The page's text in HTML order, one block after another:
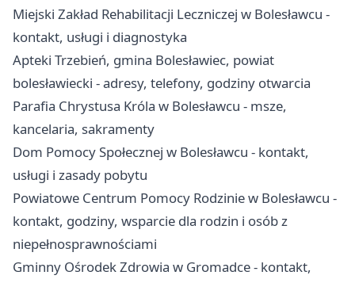
Miejski Zakład Rehabilitacji Leczniczej w Bolesławcu -
kontakt, usługi i diagnostyka
Apteki Trzebień, gmina Bolesławiec, powiat
bolesławiecki - adresy, telefony, godziny otwarcia
Parafia Chrystusa Króla w Bolesławcu - msze,
kancelaria, sakramenty
Dom Pomocy Społecznej w Bolesławcu - kontakt,
usługi i zasady pobytu
Powiatowe Centrum Pomocy Rodzinie w Bolesławcu -
kontakt, godziny, wsparcie dla rodzin i osób z
niepełnosprawnościami
Gminny Ośrodek Zdrowia w Gromadce - kontakt,